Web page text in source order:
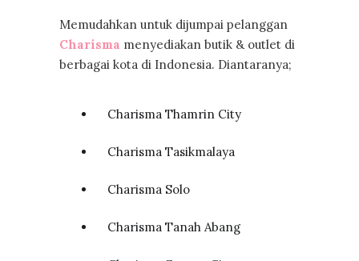
Memudahkan untuk dijumpai pelanggan
Charisma menyediakan butik & outlet di
berbagai kota di Indonesia. Diantaranya;
Charisma Thamrin City
Charisma Tasikmalaya
Charisma Solo
Charisma Tanah Abang